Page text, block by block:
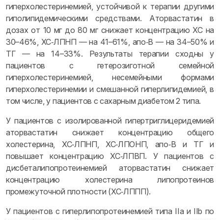
гиперхолестеринемией, устойчивой к терапии другими
гиполипидемическими средствами. Аторвастатин в
дозах от 10 мг до 80 мг снижает концентрацию ХС на
30–46%, ХС‑ЛПНП — на 41–61%, апо‑B — на 34–50% и
ТГ — на 14–33%. Результаты терапии сходны у
пациентов с гетерозиготной семейной
гиперхолестеринемией, несемейными формами
гиперхолестеринемии и смешанной гиперлипидемией, в
том числе, у пациентов с сахарным диабетом 2 типа.
У пациентов с изолированной гипертриглицеридемией
аторвастатин снижает концентрацию общего
холестерина, ХС‑ЛПНП, ХС‑ЛПОНП, апо‑B и ТГ и
повышает концентрацию ХС‑ЛПВП. У пациентов с
дисбеталипопротеинемией аторвастатин снижает
концентрацию холестерина липопротеинов
промежуточной плотности (ХС‑ЛППП).
У пациентов с гиперлипопротеинемией типа IIa и IIb по